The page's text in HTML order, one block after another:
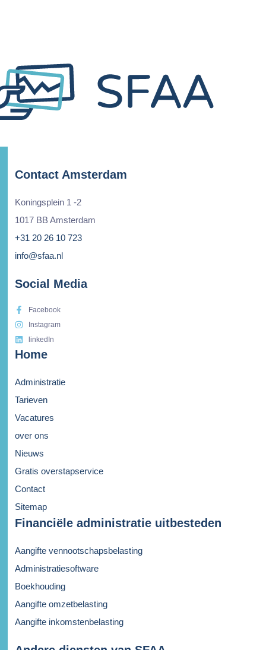
Contact Amsterdam
Koningsplein 1 -2
1017 BB Amsterdam
+31 20 26 10 723
info@sfaa.nl
Social Media
Facebook
Instagram
linkedIn
Home
Administratie
Tarieven
Vacatures
over ons
Nieuws
Gratis overstapservice
Contact
Sitemap
Financiële administratie uitbesteden
Aangifte vennootschapsbelasting
Administratiesoftware
Boekhouding
Aangifte omzetbelasting
Aangifte inkomstenbelasting